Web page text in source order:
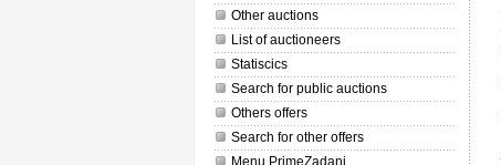
Other auctions
List of auctioneers
Statiscics
Search for public auctions
Others offers
Search for other offers
Menu.PrimeZadani